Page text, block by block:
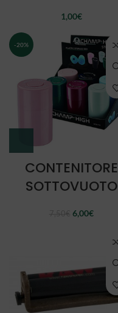
1,00€
-20%
CONTENITORE
SOTTOVUOTO
Il
6,00€Il